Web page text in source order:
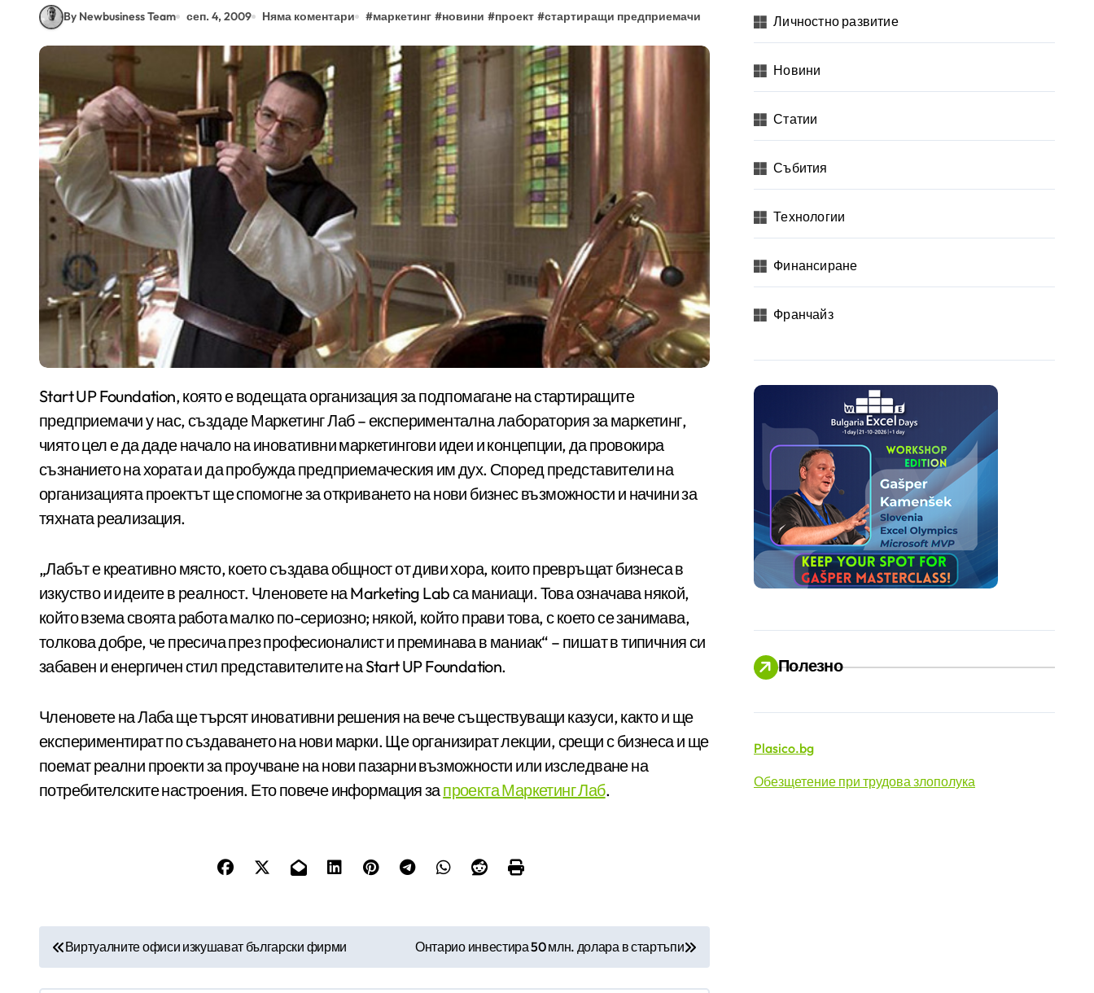
By Newbusiness Team сеп. 4, 2009 Няма коментари #маркетинг #новини #проект #стартиращи предприемачи
Start UP Foundation, която е водещата организация за подпомагане на стартиращите
предприемачи у нас, създаде Маркетинг Лаб – експериментална лаборатория за маркетинг,
чиято цел е да даде начало на иновативни маркетингови идеи и концепции, да провокира
съзнанието на хората и да пробужда предприемаческия им дух. Според представители на
организацията проектът ще спомогне за откриването на нови бизнес възможности и начини за
тяхната реализация.
„Лабът е креативно място, което създава общност от диви хора, които превръщат бизнеса в
изкуство и идеите в реалност. Членовете на Marketing Lab са маниаци. Това означава някой,
който взема своята работа малко по-сериозно; някой, който прави това, с което се занимава,
толкова добре, че пресича през професионалист и преминава в маниак“ – пишат в типичния си
забавен и енергичен стил представителите на Start UP Foundation.
Членовете на Лаба ще търсят иновативни решения на вече съществуващи казуси, както и ще
експериментират по създаването на нови марки. Ще организират лекции, срещи с бизнеса и ще
поемат реални проекти за проучване на нови пазарни възможности или изследване на
потребителските настроения. Ето повече информация запроекта Маркетинг Лаб.
Н
а
Виртуалните офиси изкушават български фирми Онтарио инвестира 50 млн. долара в стартъпи
Личностно развитие
Новини
Статии
Събития
Технологии
Финансиране
Франчайз
Полезно
Plasico.bg
Обезщетение при трудова злополука